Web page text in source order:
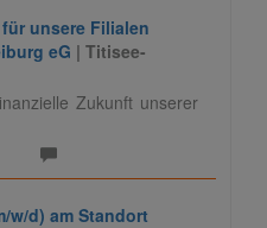
unsere Filialen
eG | Titisee-
Zukunft unserer
w/d) am Standort